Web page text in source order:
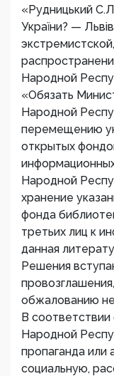
«Рудницький
України? —
Народной
«Обязать
Народной
перемещению
открытых
Народной
хранение
фонда
третьих лиц к
данная
Решения
обжалованию
В
Народной
пропаганда или
социальную,